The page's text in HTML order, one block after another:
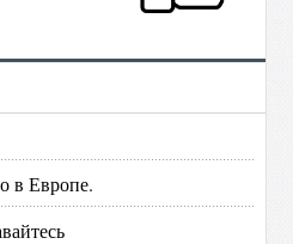
в Европе.